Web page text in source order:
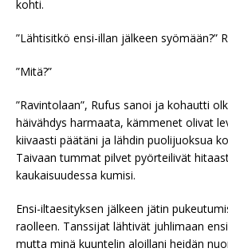
kohti.
”Lähtisitkö ensi-illan jälkeen syömään?”
”Mitä?”
”Ravintolaan”, Rufus sanoi ja kohautti
häivähdys harmaata, kämmenet olivat
kiivaasti päätäni ja lähdin puolijuoksua
Taivaan tummat pilvet pyörteilivät
kaukaisuudessa kumisi.
Ensi-iltaesityksen jälkeen jätin
raolleen. Tanssijat lähtivät juhlimaan
mutta minä kuuntelin aloillani heidän